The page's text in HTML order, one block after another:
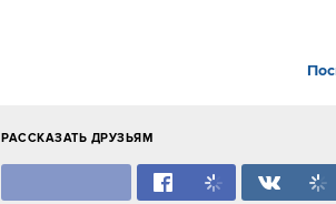
РАССКАЗАТЬ ДРУЗЬЯМ